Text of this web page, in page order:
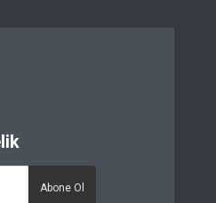
Abone Ol